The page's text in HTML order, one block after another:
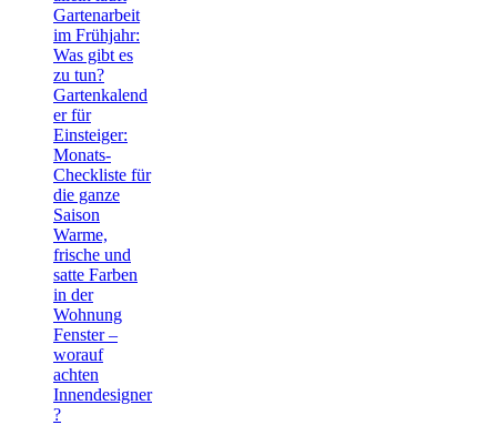
Gartenarbeit
im Frühjahr:
Was gibt es
zu tun?
Gartenkalend
er für
Einsteiger:
Monats-
Checkliste für
die ganze
Saison
Warme,
frische und
satte Farben
in der
Wohnung
Fenster –
worauf
achten
Innendesigner
?